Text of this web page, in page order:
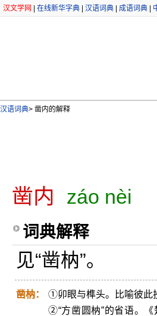
汉文学网 在线新华字典 汉语词典 成语词典
汉语词典> 凿内的解释
凿内 záo nèi
词典解释
见“凿枘”。
凿枘：
①卯眼与榫头。比喻彼此
②“方凿圆枘”的省语。《